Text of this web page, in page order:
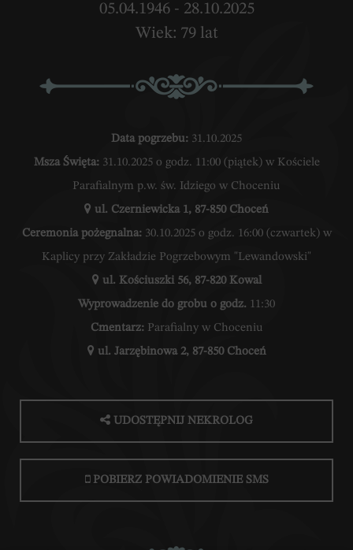
05.04.1946 - 28.10.2025
Wiek: 79 lat
Data pogrzebu: 31.10.2025
Msza Święta: 31.10.2025 o godz. 11:00 (piątek) w Kościele
Parafialnym p.w. św. Idziego w Choceniu
ul. Czerniewicka 1, 87-850 Choceń
Ceremonia pożegnalna: 30.10.2025 o godz. 16:00 (czwartek) w
Kaplicy przy Zakładzie Pogrzebowym "Lewandowski"
ul. Kościuszki 56, 87-820 Kowal
Wyprowadzenie do grobu o godz. 11:30
Cmentarz: Parafialny w Choceniu
ul. Jarzębinowa 2, 87-850 Choceń
UDOSTĘPNIJ NEKROLOG
POBIERZ POWIADOMIENIE SMS